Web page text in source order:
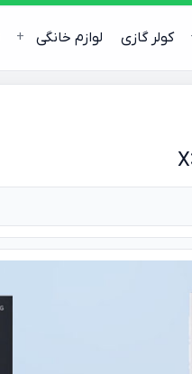
کولر گازی لوازم خانگی